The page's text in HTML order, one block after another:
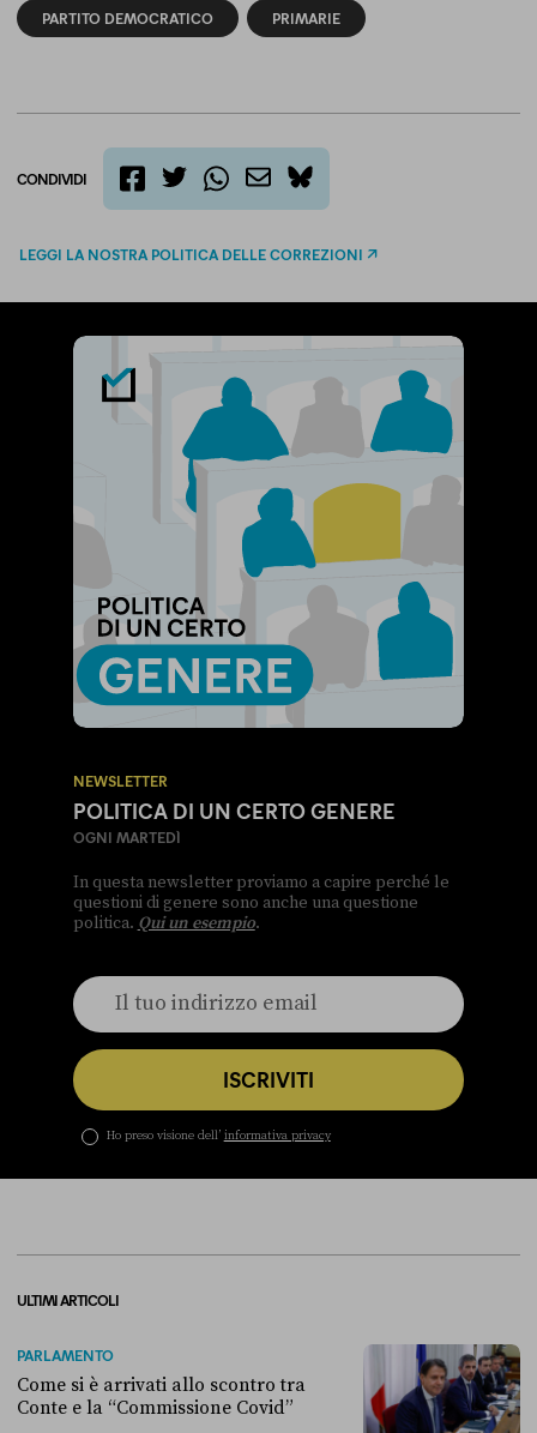
PARTITO DEMOCRATICO PRIMARIE
CONDIVIDI
bluesky
LEGGI LA NOSTRA POLITICA DELLE CORREZIONI
NEWSLETTER
POLITICA DI UN CERTO GENERE
OGNI MARTEDÌ
In questa newsletter proviamo a capire perché le
questioni di genere sono anche una questione
politica. Qui un esempio.
ISCRIVITI
Ho preso visione dell’ informativa privacy
ULTIMI ARTICOLI
PARLAMENTO
Come si è arrivati allo scontro tra
Conte e la “Commissione Covid”